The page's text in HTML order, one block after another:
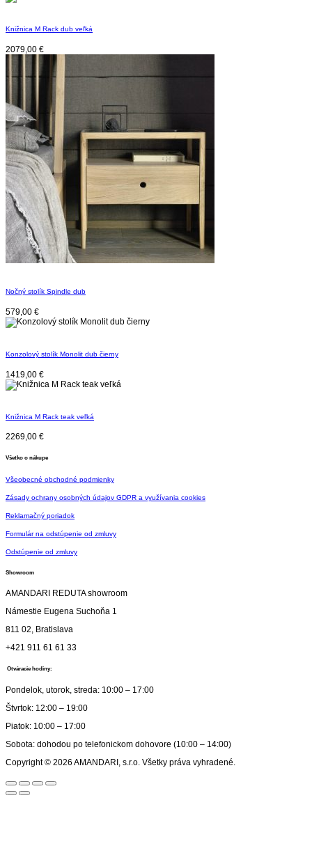
Knižnica M Rack dub veľká
2079,00 €
Nočný stolík Spindle dub
579,00 €
Konzolový stolík Monolit dub čierny
1419,00 €
Knižnica M Rack teak veľká
2269,00 €
Všetko o nákupe
Všeobecné obchodné podmienky
Zásady ochrany osobných údajov GDPR a využívania cookies
Reklamačný poriadok
Formulár na odstúpenie od zmluvy
Odstúpenie od zmluvy
Showroom
AMANDARI REDUTA showroom
Námestie Eugena Suchoňa 1
811 02, Bratislava
+421 911 61 61 33
Otváracie hodiny:
Pondelok, utorok, streda: 10:00 – 17:00
Štvrtok: 12:00 – 19:00
Piatok: 10:00 – 17:00
Sobota: dohodou po telefonickom dohovore (10:00 – 14:00)
Copyright © 2026 AMANDARI, s.r.o. Všetky práva vyhradené.